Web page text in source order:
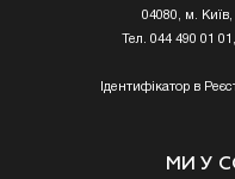
04080, м. Київ,
Тел. 044 490 01
Ідентифікатор в
МИ У